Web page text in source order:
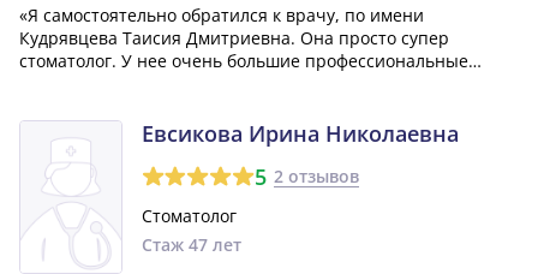
«Я самостоятельно обратился к врачу, по имени
Кудрявцева Таисия Дмитриевна. Она просто супер
стоматолог. У нее очень большие профессиональные
Евсикова Ирина Николаевна
5 2 отзывов
Стоматолог
Стаж 47 лет